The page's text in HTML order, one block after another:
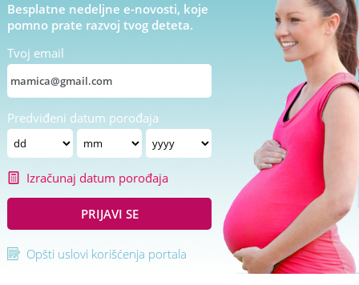
Besplatne nedeljne e-novosti, koje
pomno prate razvoj tvog deteta.
Tvoj email
Predviđeni datum porođaja
Izračunaj datum porođaja
PRIJAVI SE
Opšti uslovi korišćenja portala